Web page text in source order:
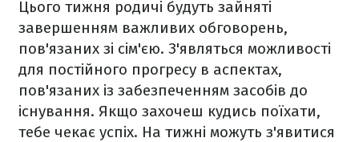
Цього тижня родичі будуть зайняті
завершенням важливих обговорень,
пов'язаних зі сім'єю. З'являться можливості
для постійного прогресу в аспектах,
пов'язаних із забезпеченням засобів до
існування. Якщо захочеш кудись поїхати,
тебе чекає успіх. На тижні можуть з'явитися